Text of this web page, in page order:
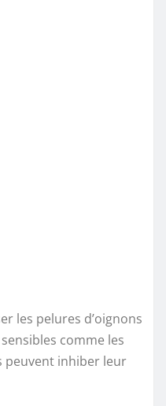
les pelures d’oignons
comme les
peuvent inhiber leur